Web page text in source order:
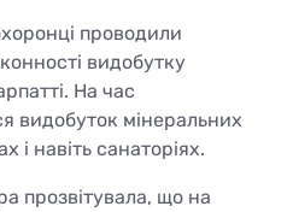
проводили
видобутку
На час
видобуток мінеральних
і навіть санаторіях.
прозвітувала, що на